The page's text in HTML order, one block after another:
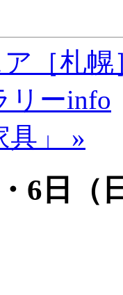
［札幌
リーinfo
具」 »
6日（